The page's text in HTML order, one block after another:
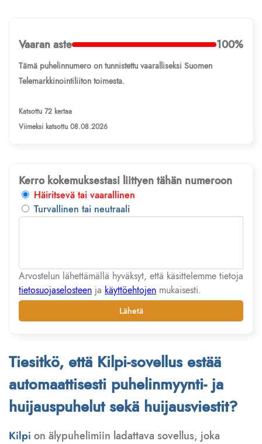
Vaaran aste 100%
Tämä puhelinnumero on tunnistettu vaaralliseksi Suomen
Telemarkkinointiliiton toimesta.
Katsottu 72 kertaa
Viimeksi katsottu 08.08.2026
Kerro kokemuksestasi liittyen tähän numeroon
Häiritsevä tai vaarallinen
Turvallinen tai neutraali
Arvostelun lähettämällä hyväksyt, että käsittelemme tietoja
tietosuojaselosteen ja käyttöehtojen mukaisesti.
Lähetä
Tiesitkö, että Kilpi-sovellus estää
automaattisesti puhelinmyynti- ja
huijauspuhelut sekä huijausviestit?
Kilpi on älypuhelimiin ladattava sovellus, joka